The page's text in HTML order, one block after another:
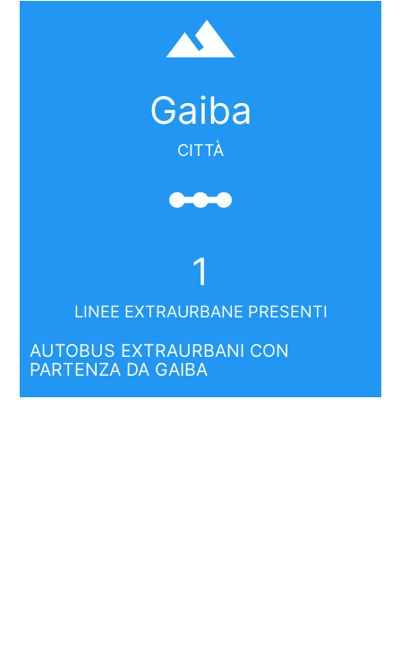
filter_hdr
Gaiba
CITTÀ
linear_scale
1
LINEE EXTRAURBANE PRESENTI
AUTOBUS EXTRAURBANI CON
PARTENZA DA GAIBA